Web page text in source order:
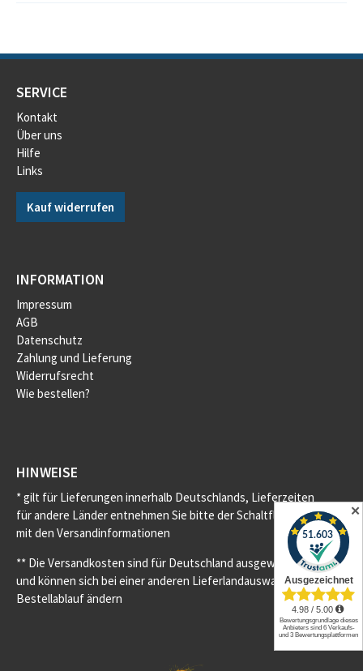
SERVICE
Kontakt
Über uns
Hilfe
Links
Kauf widerrufen
INFORMATION
Impressum
AGB
Datenschutz
Zahlung und Lieferung
Widerrufsrecht
Wie bestellen?
HINWEISE
* gilt für Lieferungen innerhalb Deutschlands, Lieferzeiten
für andere Länder entnehmen Sie bitte der Schaltfläche
mit den Versandinformationen
** Die Versandkosten sind für Deutschland ausgewiesen
und können sich bei einer anderen Lieferlandauswahl im
Bestellablauf ändern
✕